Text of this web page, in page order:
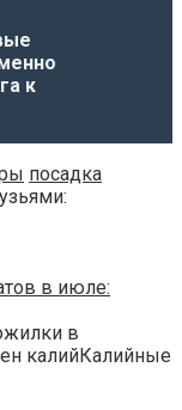
к
посадка
в июле:
в
калийКалийные